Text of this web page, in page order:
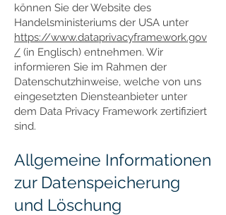
können Sie der Website des
Handelsministeriums der USA unter
https://www.dataprivacyframework.gov
/ (in Englisch) entnehmen. Wir
informieren Sie im Rahmen der
Datenschutzhinweise, welche von uns
eingesetzten Diensteanbieter unter
dem Data Privacy Framework zertifiziert
sind.
Allgemeine Informationen
zur Datenspeicherung
und Löschung